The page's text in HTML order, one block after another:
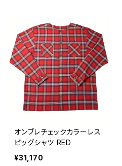
オンブレチェックカラーレス
ビッグシャツ RED
¥31,170